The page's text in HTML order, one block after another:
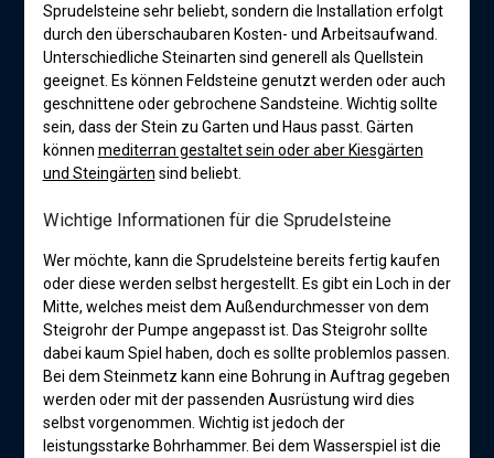
Sprudelsteine sehr beliebt, sondern die Installation erfolgt
durch den überschaubaren Kosten- und Arbeitsaufwand.
Unterschiedliche Steinarten sind generell als Quellstein
geeignet. Es können Feldsteine genutzt werden oder auch
geschnittene oder gebrochene Sandsteine. Wichtig sollte
sein, dass der Stein zu Garten und Haus passt. Gärten
können mediterran gestaltet sein oder aber Kiesgärten
und Steingärten sind beliebt.
Wichtige Informationen für die Sprudelsteine
Wer möchte, kann die Sprudelsteine bereits fertig kaufen
oder diese werden selbst hergestellt. Es gibt ein Loch in der
Mitte, welches meist dem Außendurchmesser von dem
Steigrohr der Pumpe angepasst ist. Das Steigrohr sollte
dabei kaum Spiel haben, doch es sollte problemlos passen.
Bei dem Steinmetz kann eine Bohrung in Auftrag gegeben
werden oder mit der passenden Ausrüstung wird dies
selbst vorgenommen. Wichtig ist jedoch der
leistungsstarke Bohrhammer. Bei dem Wasserspiel ist die